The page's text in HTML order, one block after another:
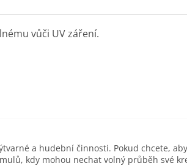
vůči UV záření.
a hudební činnosti. Pokud chcete,
kdy mohou nechat volný průběh své